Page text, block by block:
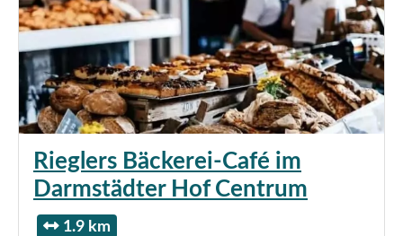
Rieglers Bäckerei-Café im
Darmstädter Hof Centrum
1.9 km